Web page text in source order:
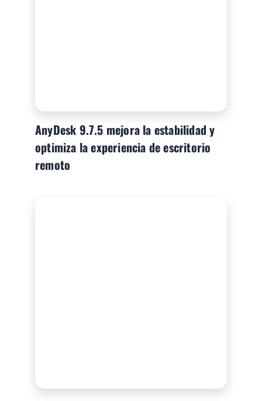
AnyDesk 9.7.5 mejora la estabilidad y
optimiza la experiencia de escritorio
remoto